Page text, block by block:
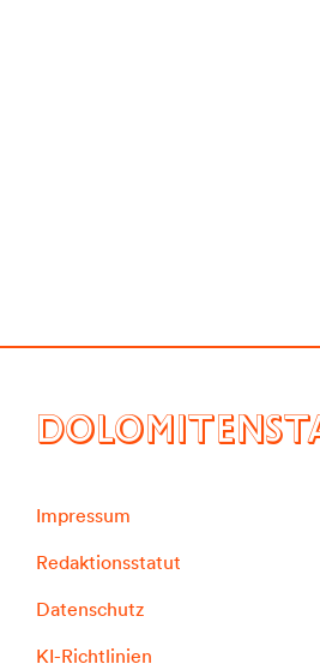
Impressum
Redaktionsstatut
Datenschutz
KI-Richtlinien